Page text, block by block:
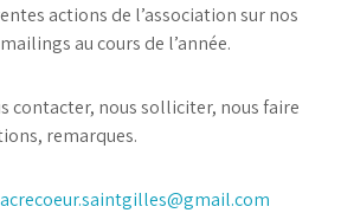
actions de l’association sur nos
au cours de l’année.
contacter, nous solliciter, nous faire
remarques.